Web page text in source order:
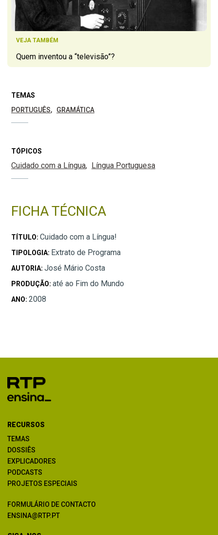
VEJA TAMBÉM
Quem inventou a “televisão”?
TEMAS
PORTUGUÊS
GRAMÁTICA
TÓPICOS
Cuidado com a Língua Língua Portuguesa
FICHA TÉCNICA
TÍTULO: Cuidado com a Língua!
TIPOLOGIA: Extrato de Programa
AUTORIA: José Mário Costa
PRODUÇÃO: até ao Fim do Mundo
ANO: 2008
RECURSOS
TEMAS
DOSSIÊS
EXPLICADORES
PODCASTS
PROJETOS ESPECIAIS
FORMULÁRIO DE CONTACTO
ENSINA@RTP.PT